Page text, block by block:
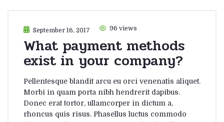
September 16, 2017 96 views
What payment methods
exist in your company?
Pellentesque blandit arcu eu orci venenatis aliquet.
Morbi in quam porta nibh hendrerit dapibus.
Donec erat tortor, ullamcorper in dictum a,
rhoncus quis risus. Phasellus luctus commodo